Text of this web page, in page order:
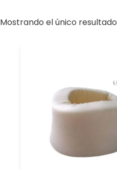
Mostrando el único resultado